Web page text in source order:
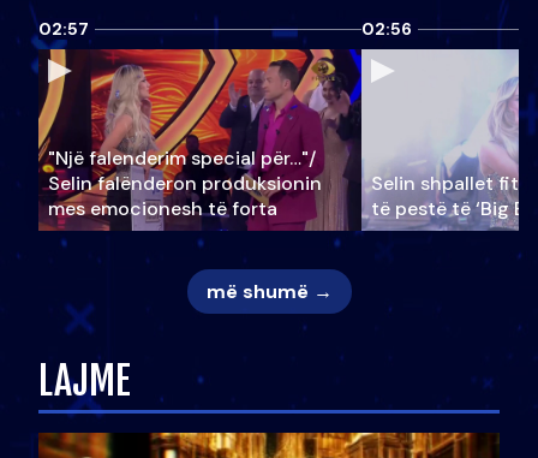
02:57
"Një falenderim special për…"/
Selin falënderon produksionin
mes emocionesh të forta
02:56
Selin shpallet
të pestë të ‘Big
më shumë →
LAJME